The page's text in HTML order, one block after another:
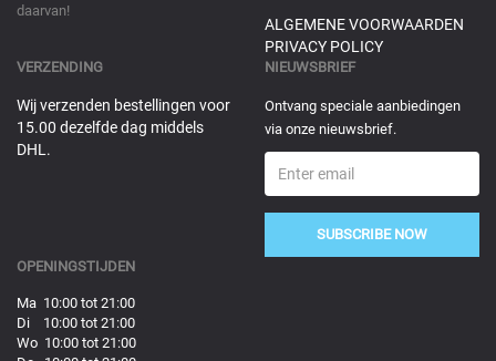
daarvan!
ALGEMENE VOORWAARDEN
PRIVACY POLICY
VERZENDING
Wij verzenden bestellingen voor
15.00 dezelfde dag middels
DHL.
NIEUWSBRIEF
Ontvang speciale aanbiedingen
via onze nieuwsbrief.
SUBSCRIBE NOW
OPENINGSTIJDEN
Ma 10:00 tot 21:00
Di 10:00 tot 21:00
Wo 10:00 tot 21:00